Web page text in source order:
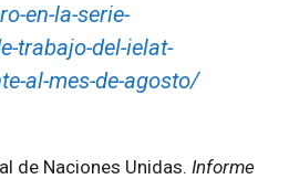
en-la-serie-
trabajo-del-ielat-
al-mes-de-agosto/
de Naciones Unidas. Informe